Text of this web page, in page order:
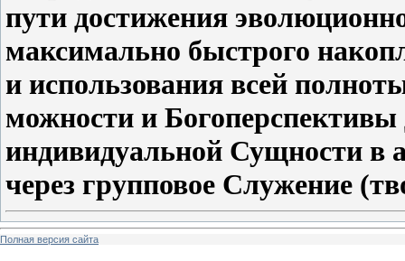
пути достижения
максимально быстрого
и использования всей
можности и Богоперспективы
индивидуальной Сущности в
через групповое Служение
Полная версия сайта